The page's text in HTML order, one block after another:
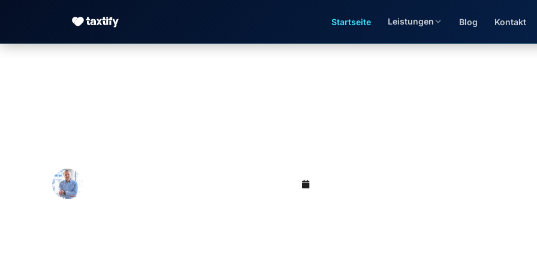
Startseite Leistungen Blog Kontakt